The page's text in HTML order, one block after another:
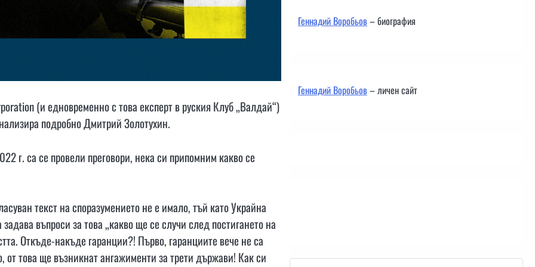
(и едновременно с това експерт в руския Клуб „Валдай“)
подробно Дмитрий Золотухин.
г. са се провели преговори, нека си припомним какво се
текст на споразумението не е имало, тъй като Украйна
въпроси за това „какво ще се случи след постигането на
Откъде-накъде гаранции?! Първо, гаранциите вече не са
това ще възникнат ангажименти за трети държави! Как си
Геннадий Воробьов– биография
Геннадий Воробьов– личен сайт